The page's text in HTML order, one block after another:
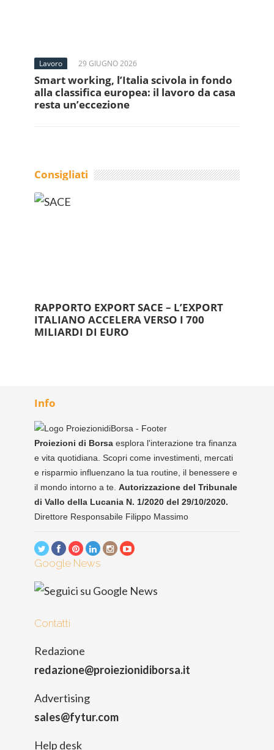
Lavoro 29 GIUGNO 2026
Smart working, l’Italia scivola in fondo
alla classifica europea: il lavoro da casa
resta un’eccezione
Consigliati
RAPPORTO EXPORT SACE – L’EXPORT
ITALIANO ACCELERA VERSO I 700
MILIARDI DI EURO
Info
Proiezioni di Borsa esplora l'interazione tra finanza
e vita quotidiana. Scopri come investimenti, mercati
e risparmio influenzano la tua routine, il benessere e
il mondo intorno a te. Autorizzazione del Tribunale
di Vallo della Lucania N. 1/2020 del 29/10/2020.
Direttore Responsabile Filippo Massimo
Google News
Contatti
Redazione
redazione@proiezionidiborsa.it
Advertising
sales@fytur.com
Help desk